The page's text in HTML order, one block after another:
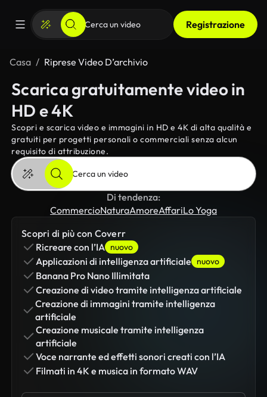
Registrazione
Casa Riprese Video D’archivio
Scarica gratuitamente video in
HD e 4K
Scopri e scarica video e immagini in HD e 4K di alta qualità e
gratuiti per progetti personali o commerciali senza alcun
requisito di attribuzione.
Di tendenza:
CommercioNaturaAmoreAffariLo Yoga
Scopri di più con Coverr
Ricreare con l’IA nuovo
Applicazioni di intelligenza artificiale nuovo
Banana Pro Nano Illimitata
Creazione di video tramite intelligenza artificiale
Creazione di immagini tramite intelligenza
artificiale
Creazione musicale tramite intelligenza
artificiale
Voce narrante ed effetti sonori creati con l’IA
Filmati in 4K e musica in formato WAV